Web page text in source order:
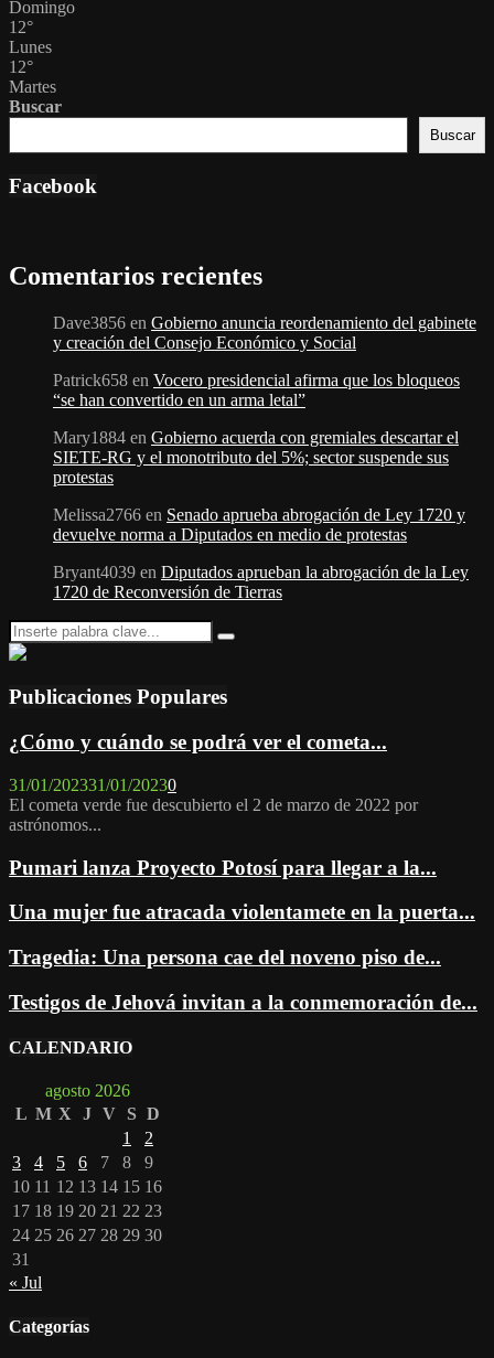
Domingo
12°
Lunes
12°
Martes
Buscar
Buscar
Facebook
Comentarios recientes
Dave3856 en Gobierno anuncia reordenamiento del gabinete
y creación del Consejo Económico y Social
Patrick658 en Vocero presidencial afirma que los bloqueos
“se han convertido en un arma letal”
Mary1884 en Gobierno acuerda con gremiales descartar el
SIETE-RG y el monotributo del 5%; sector suspende sus
protestas
Melissa2766 en Senado aprueba abrogación de Ley 1720 y
devuelve norma a Diputados en medio de protestas
Bryant4039 en Diputados aprueban la abrogación de la Ley
1720 de Reconversión de Tierras
Search
for:
Search
Publicaciones Populares
¿Cómo y cuándo se podrá ver el cometa...
31/01/202331/01/20230
El cometa verde fue descubierto el 2 de marzo de 2022 por
astrónomos...
Pumari lanza Proyecto Potosí para llegar a la...
Una mujer fue atracada violentamete en la puerta...
Tragedia: Una persona cae del noveno piso de...
Testigos de Jehová invitan a la conmemoración de...
CALENDARIO
agosto 2026
L M X J V S D
1
2
3
4 5 6 7 8
9
10 11 12 13 14 15 16
17 18 19 20 21 22 23
24 25 26 27 28 29 30
31
« Jul
Categorías